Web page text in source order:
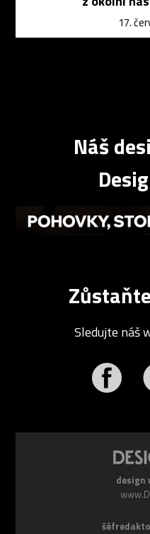
17.
Náš
Sledujte náš
design